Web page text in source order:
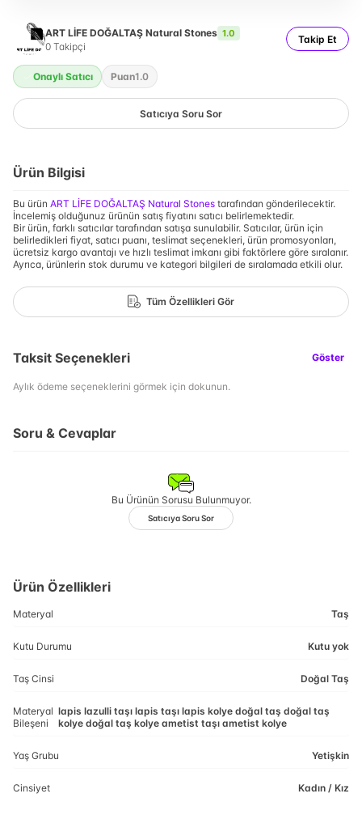
ART LİFE DOĞALTAŞ Natural Stones 1.0
0 Takipçi
Takip Et
Onaylı Satıcı Puan1.0
Satıcıya Soru Sor
Ürün Bilgisi
Bu ürün ART LİFE DOĞALTAŞ Natural Stones tarafından gönderilecektir.
İncelemiş olduğunuz ürünün satış fiyatını satıcı belirlemektedir.
Bir ürün, farklı satıcılar tarafından satışa sunulabilir. Satıcılar, ürün için
belirledikleri fiyat, satıcı puanı, teslimat seçenekleri, ürün promosyonları,
ücretsiz kargo avantajı ve hızlı teslimat imkanı gibi faktörlere göre sıralanır.
Ayrıca, ürünlerin stok durumu ve kategori bilgileri de sıralamada etkili olur.
Tüm Özellikleri Gör
Taksit Seçenekleri Göster
Aylık ödeme seçeneklerini görmek için dokunun.
Soru & Cevaplar
Bu Ürünün Sorusu Bulunmuyor.
Satıcıya Soru Sor
Ürün Özellikleri
Materyal Taş
Kutu Durumu Kutu yok
Taş Cinsi Doğal Taş
Materyal
Bileşeni
lapis lazulli taşı lapis taşı lapis kolye doğal taş doğal taş
kolye doğal taş kolye ametist taşı ametist kolye
Yaş Grubu Yetişkin
Cinsiyet Kadın / Kız